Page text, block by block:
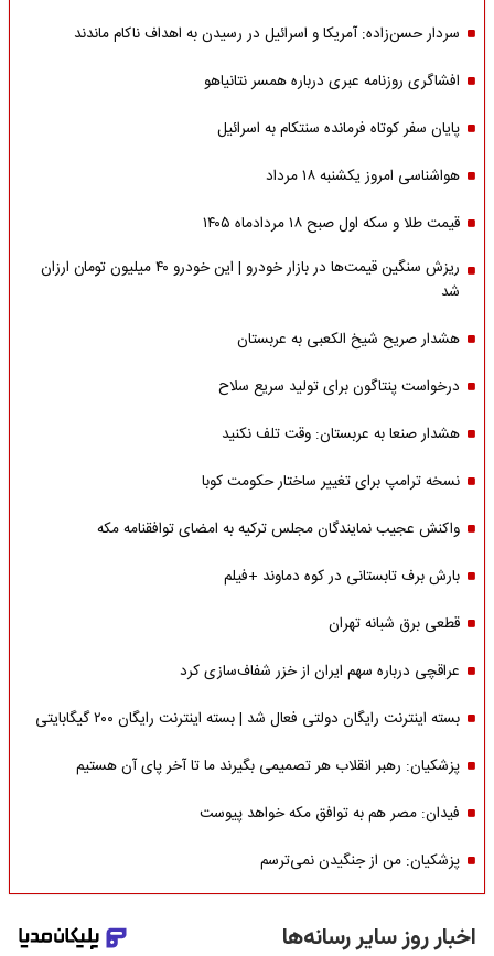
سردار حسن‌زاده: آمریکا و اسرائیل در رسیدن به اهداف ناکام ماندند
افشاگری روزنامه عبری درباره همسر نتانیاهو
پایان سفر کوتاه فرمانده سنتکام به اسرائیل
هواشناسی امروز یکشنبه ۱۸ مرداد
قیمت طلا و سکه اول صبح ۱۸ مردادماه ۱۴۰۵
ریزش سنگین قیمت‌ها در بازار خودرو | این خودرو ۴۰ میلیون تومان ارزان
شد
هشدار صریح شیخ الکعبی به عربستان
درخواست پنتاگون برای تولید سریع سلاح
هشدار صنعا به عربستان: وقت تلف نکنید
نسخه ترامپ برای تغییر ساختار حکومت کوبا
واکنش عجیب نمایندگان مجلس ترکیه به امضای توافقنامه مکه
بارش برف تابستانی در کوه دماوند +فیلم
قطعی برق شبانه تهران
عراقچی درباره سهم ایران از خزر شفاف‌سازی کرد
بسته اینترنت رایگان دولتی فعال شد | بسته اینترنت رایگان ۲۰۰ گیگابایتی
پزشکیان: رهبر انقلاب هر تصمیمی بگیرند ما تا آخر پای آن هستیم
فیدان: مصر هم به توافق مکه خواهد پیوست
پزشکیان: من از جنگیدن نمی‌ترسم